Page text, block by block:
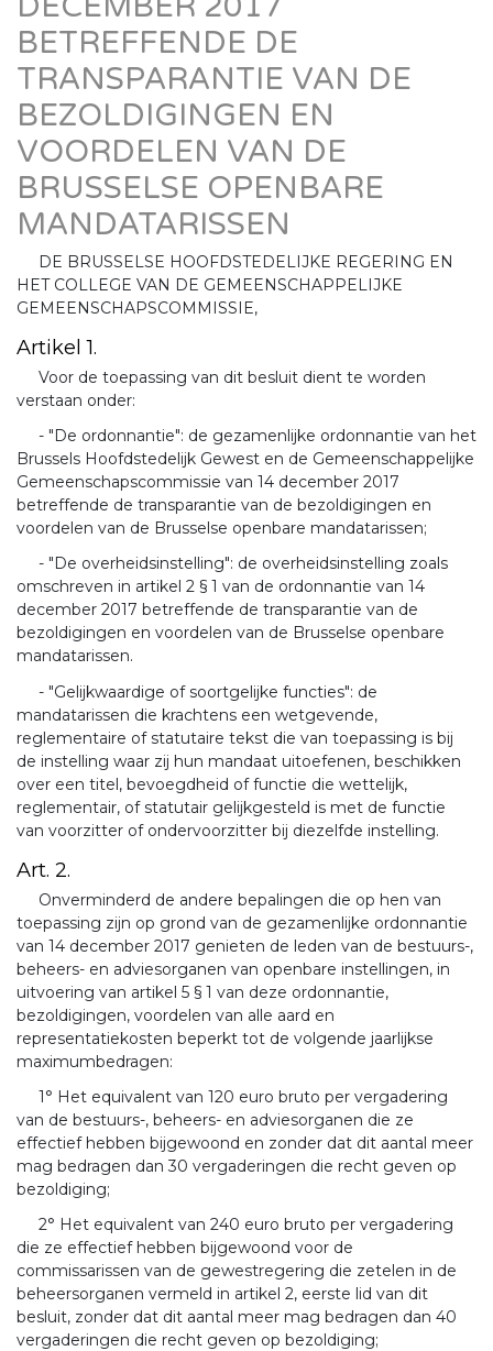
BETREFFENDE DE
TRANSPARANTIE VAN DE
BEZOLDIGINGEN EN
VOORDELEN VAN DE
BRUSSELSE OPENBARE
MANDATARISSEN
DE BRUSSELSE HOOFDSTEDELIJKE REGERING EN
HET COLLEGE VAN DE GEMEENSCHAPPELIJKE
GEMEENSCHAPSCOMMISSIE,
Artikel 1.
Voor de toepassing van dit besluit dient te worden
verstaan onder:
- "De ordonnantie": de gezamenlijke ordonnantie van het
Brussels Hoofdstedelijk Gewest en de Gemeenschappelijke
Gemeenschapscommissie van 14 december 2017
betreffende de transparantie van de bezoldigingen en
voordelen van de Brusselse openbare mandatarissen;
- "De overheidsinstelling": de overheidsinstelling zoals
omschreven in artikel 2 § 1 van de ordonnantie van 14
december 2017 betreffende de transparantie van de
bezoldigingen en voordelen van de Brusselse openbare
mandatarissen.
- "Gelijkwaardige of soortgelijke functies": de
mandatarissen die krachtens een wetgevende,
reglementaire of statutaire tekst die van toepassing is bij
de instelling waar zij hun mandaat uitoefenen, beschikken
over een titel, bevoegdheid of functie die wettelijk,
reglementair, of statutair gelijkgesteld is met de functie
van voorzitter of ondervoorzitter bij diezelfde instelling.
Art. 2.
Onverminderd de andere bepalingen die op hen van
toepassing zijn op grond van de gezamenlijke ordonnantie
van 14 december 2017 genieten de leden van de bestuurs-,
beheers- en adviesorganen van openbare instellingen, in
uitvoering van artikel 5 § 1 van deze ordonnantie,
bezoldigingen, voordelen van alle aard en
representatiekosten beperkt tot de volgende jaarlijkse
maximumbedragen:
1° Het equivalent van 120 euro bruto per vergadering
van de bestuurs-, beheers- en adviesorganen die ze
effectief hebben bijgewoond en zonder dat dit aantal meer
mag bedragen dan 30 vergaderingen die recht geven op
bezoldiging;
2° Het equivalent van 240 euro bruto per vergadering
die ze effectief hebben bijgewoond voor de
commissarissen van de gewestregering die zetelen in de
beheersorganen vermeld in artikel 2, eerste lid van dit
besluit, zonder dat dit aantal meer mag bedragen dan 40
vergaderingen die recht geven op bezoldiging;